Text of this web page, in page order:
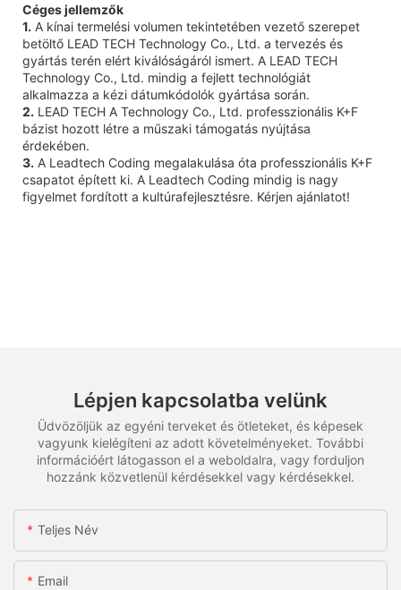
Céges jellemzők
1. A kínai termelési volumen tekintetében vezető szerepet
betöltő LEAD TECH Technology Co., Ltd. a tervezés és
gyártás terén elért kiválóságáról ismert. A LEAD TECH
Technology Co., Ltd. mindig a fejlett technológiát
alkalmazza a kézi dátumkódolók gyártása során.
2. LEAD TECH A Technology Co., Ltd. professzionális K+F
bázist hozott létre a műszaki támogatás nyújtása
érdekében.
3. A Leadtech Coding megalakulása óta professzionális K+F
csapatot épített ki. A Leadtech Coding mindig is nagy
figyelmet fordított a kultúrafejlesztésre. Kérjen ajánlatot!
Lépjen kapcsolatba velünk
Üdvözöljük az egyéni terveket és ötleteket, és képesek
vagyunk kielégíteni az adott követelményeket. További
információért látogasson el a weboldalra, vagy forduljon
hozzánk közvetlenül kérdésekkel vagy kérdésekkel.
Teljes Név
Email